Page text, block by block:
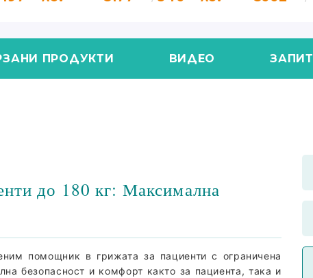
ПРОДУКТИ ВИДЕО
до 180 кг: Максимална
помощник в грижата за пациенти с ограничена
безопасност и комфорт както за пациента, така и